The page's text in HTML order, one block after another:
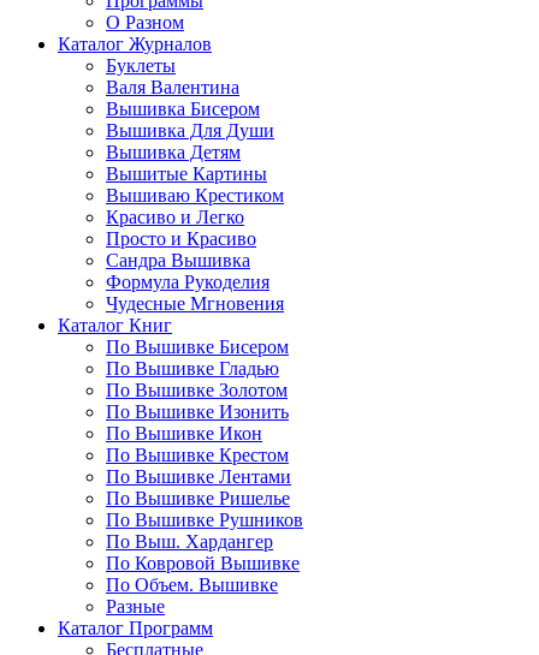
О Разном
Каталог Журналов
Буклеты
Валя Валентина
Вышивка Бисером
Вышивка Для Души
Вышивка Детям
Вышитые Картины
Вышиваю Крестиком
Красиво и Легко
Просто и Красиво
Сандра Вышивка
Формула Рукоделия
Чудесные Мгновения
Каталог Книг
По Вышивке Бисером
По Вышивке Гладью
По Вышивке Золотом
По Вышивке Изонить
По Вышивке Икон
По Вышивке Крестом
По Вышивке Лентами
По Вышивке Ришелье
По Вышивке Рушников
По Выш. Хардангер
По Ковровой Вышивке
По Объем. Вышивке
Разные
Каталог Программ
Бесплатные